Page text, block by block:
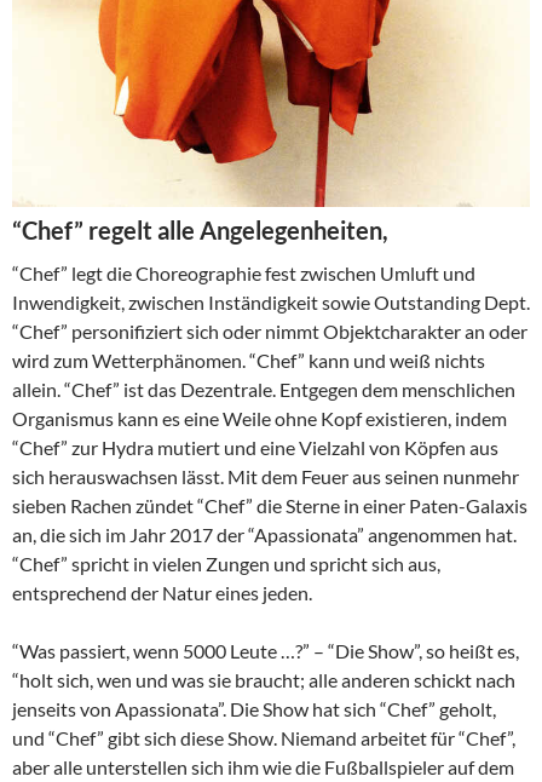
“Chef” regelt alle Angelegenheiten,
“Chef” legt die Choreographie fest zwischen Umluft und
Inwendigkeit, zwischen Inständigkeit sowie Outstanding Dept.
“Chef” personifiziert sich oder nimmt Objektcharakter an oder
wird zum Wetterphänomen. “Chef” kann und weiß nichts
allein. “Chef” ist das Dezentrale. Entgegen dem menschlichen
Organismus kann es eine Weile ohne Kopf existieren, indem
“Chef” zur Hydra mutiert und eine Vielzahl von Köpfen aus
sich herauswachsen lässt. Mit dem Feuer aus seinen nunmehr
sieben Rachen zündet “Chef” die Sterne in einer Paten-Galaxis
an, die sich im Jahr 2017 der “Apassionata” angenommen hat.
“Chef” spricht in vielen Zungen und spricht sich aus,
entsprechend der Natur eines jeden.
“Was passiert, wenn 5000 Leute …?” – “Die Show”, so heißt es,
“holt sich, wen und was sie braucht; alle anderen schickt nach
jenseits von Apassionata”. Die Show hat sich “Chef” geholt,
und “Chef” gibt sich diese Show. Niemand arbeitet für “Chef”,
aber alle unterstellen sich ihm wie die Fußballspieler auf dem